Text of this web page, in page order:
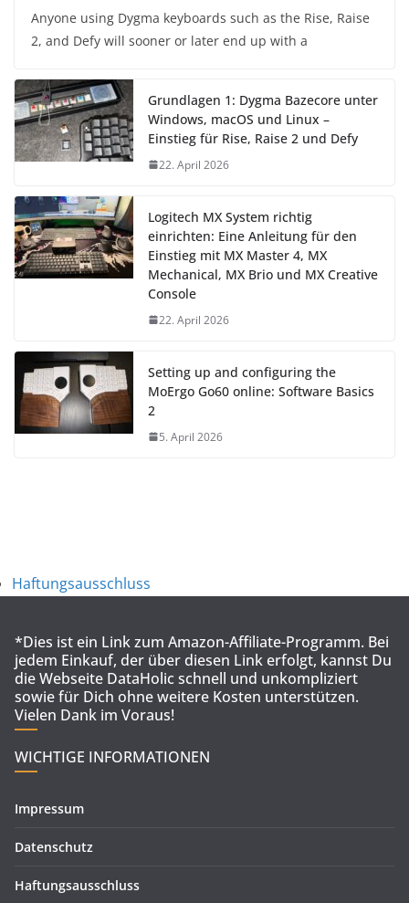
Anyone using Dygma keyboards such as the Rise, Raise
2, and Defy will sooner or later end up with a
Grundlagen 1: Dygma Bazecore unter
Windows, macOS und Linux –
Einstieg für Rise, Raise 2 und Defy
22. April 2026
Logitech MX System richtig
einrichten: Eine Anleitung für den
Einstieg mit MX Master 4, MX
Mechanical, MX Brio und MX Creative
Console
22. April 2026
Setting up and configuring the
MoErgo Go60 online: Software Basics
2
5. April 2026
Haftungsausschluss
*Dies ist ein Link zum Amazon-Affiliate-Programm. Bei
jedem Einkauf, der über diesen Link erfolgt, kannst Du
die Webseite DataHolic schnell und unkompliziert
sowie für Dich ohne weitere Kosten unterstützen.
Vielen Dank im Voraus!
WICHTIGE INFORMATIONEN
Impressum
Datenschutz
Haftungsausschluss